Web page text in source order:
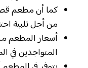
كما أن مطعم
من أجل تلبية
أسعار المطعم
المتواجدين في